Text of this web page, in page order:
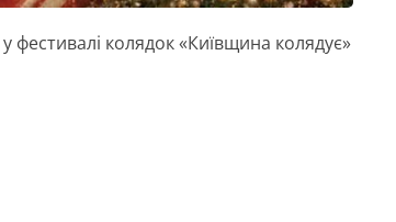
фестивалі колядок «Київщина колядує»